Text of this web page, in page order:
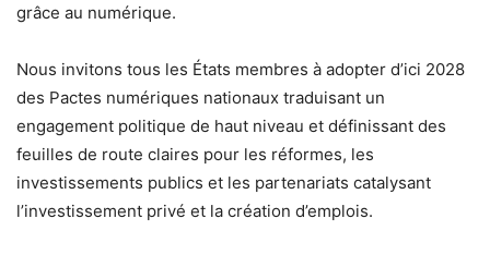
grâce au numérique.
Nous invitons tous les États membres à adopter d’ici 2028
des Pactes numériques nationaux traduisant un
engagement politique de haut niveau et définissant des
feuilles de route claires pour les réformes, les
investissements publics et les partenariats catalysant
l’investissement privé et la création d’emplois.